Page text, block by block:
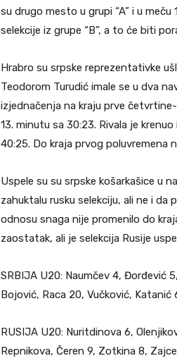
su drugo mesto u grupi “A” i u
selekcije iz grupe “B”, a to će biti
Hrabro su srpske reprezentativke
Teodorom Turudić imale se u dva
izjednačenja na kraju prve
13. minutu sa 30:23. Rivala je
40:25. Do kraja prvog poluvremena
Uspele su su srpske košarkašice u
zahuktalu rusku selekciju, ali ne i
odnosu snaga nije promenilo do
zaostatak, ali je selekcija Rusije
SRBIJA U20: Naumčev 4, Đorđević
Bojović, Raca 20, Vučković, Katanić
RUSIJA U20: Nuritdinova 6,
Repnikova, Čeren 9, Zotkina 8,